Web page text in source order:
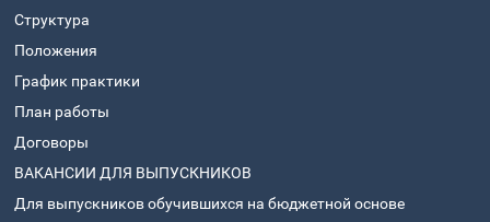
Структура
Положения
График практики
План работы
Договоры
ВАКАНСИИ ДЛЯ ВЫПУСКНИКОВ
Для выпускников обучившихся на бюджетной основе